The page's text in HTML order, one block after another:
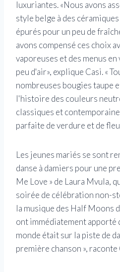
luxuriantes. «Nous avons
style belge à des
épurés pour un peu de
avons compensé ces choix
vaporeuses et des menus
peu d'air», explique Casi. «
nombreuses bougies taupe
l'histoire des couleurs
classiques et
parfaite de verdure et de
Les jeunes mariés se sont
danse à damiers pour une
Me Love » de Laura Mvula,
soirée de célébration non-
la musique des Half Moons
ont immédiatement apporté
monde était sur la piste de
première chanson », raconte